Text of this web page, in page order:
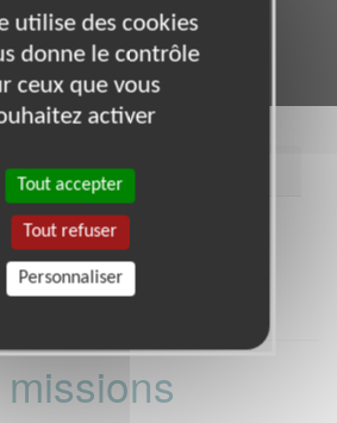
snc.asso.fr/
STRASBOURG (67000)
utilise des cookies
donne le contrôle
ceux que vous
activer
Tout accepter
Tout refuser
Personnaliser